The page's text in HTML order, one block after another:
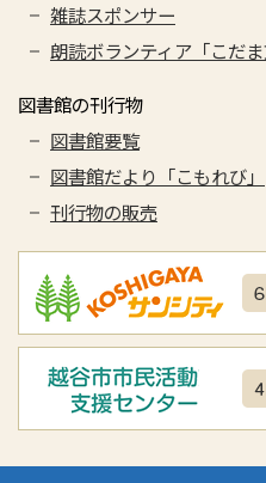
雑誌スポンサー
朗読ボランティア「こだま
図書館の刊行物
図書館要覧
図書館だより「こもれび」
刊行物の販売